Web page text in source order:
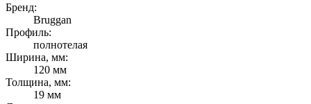
Бренд:
Bruggan
Профиль:
полнотелая
Ширина, мм:
120 мм
Толщина, мм:
19 мм